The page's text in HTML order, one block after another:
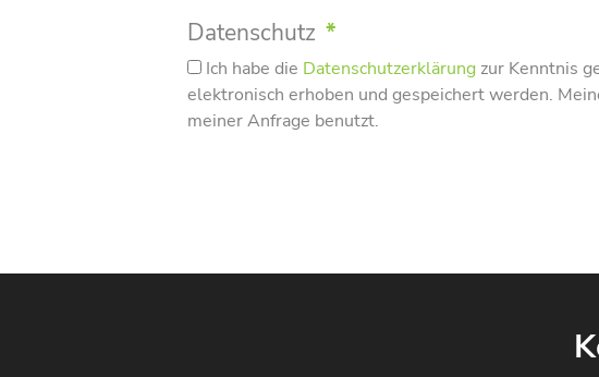
Datenschutz *
Ich habe die Datenschutzerklärung zur Kenntnis
elektronisch erhoben und gespeichert werden.
meiner Anfrage benutzt.